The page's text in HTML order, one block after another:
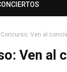
Concurso: Ven al
Ven al